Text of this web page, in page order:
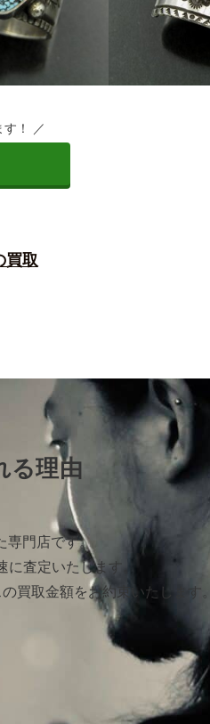
す！ ／
買取
る理由
専門店です。
査定いたします。
買取金額をお約束いたします。